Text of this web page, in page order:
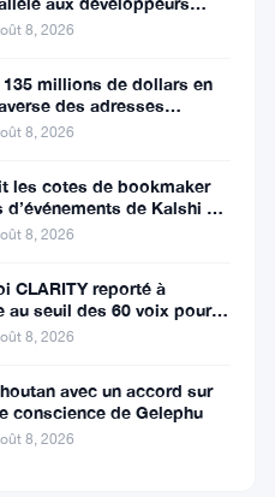
Réel
8, 2026
millions de dollars en
des adresses
8, 2026
les cotes de bookmaker
de Kalshi et
8, 2026
CLARITY reporté à
au seuil des 60 voix pour le
8, 2026
avec un accord sur
conscience de Gelephu
8, 2026